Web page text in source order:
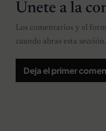
Únete a la
Los comentarios y el
cuando abras esta sección.
Deja el primer